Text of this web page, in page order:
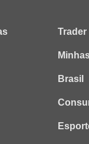
Trader
Brasil